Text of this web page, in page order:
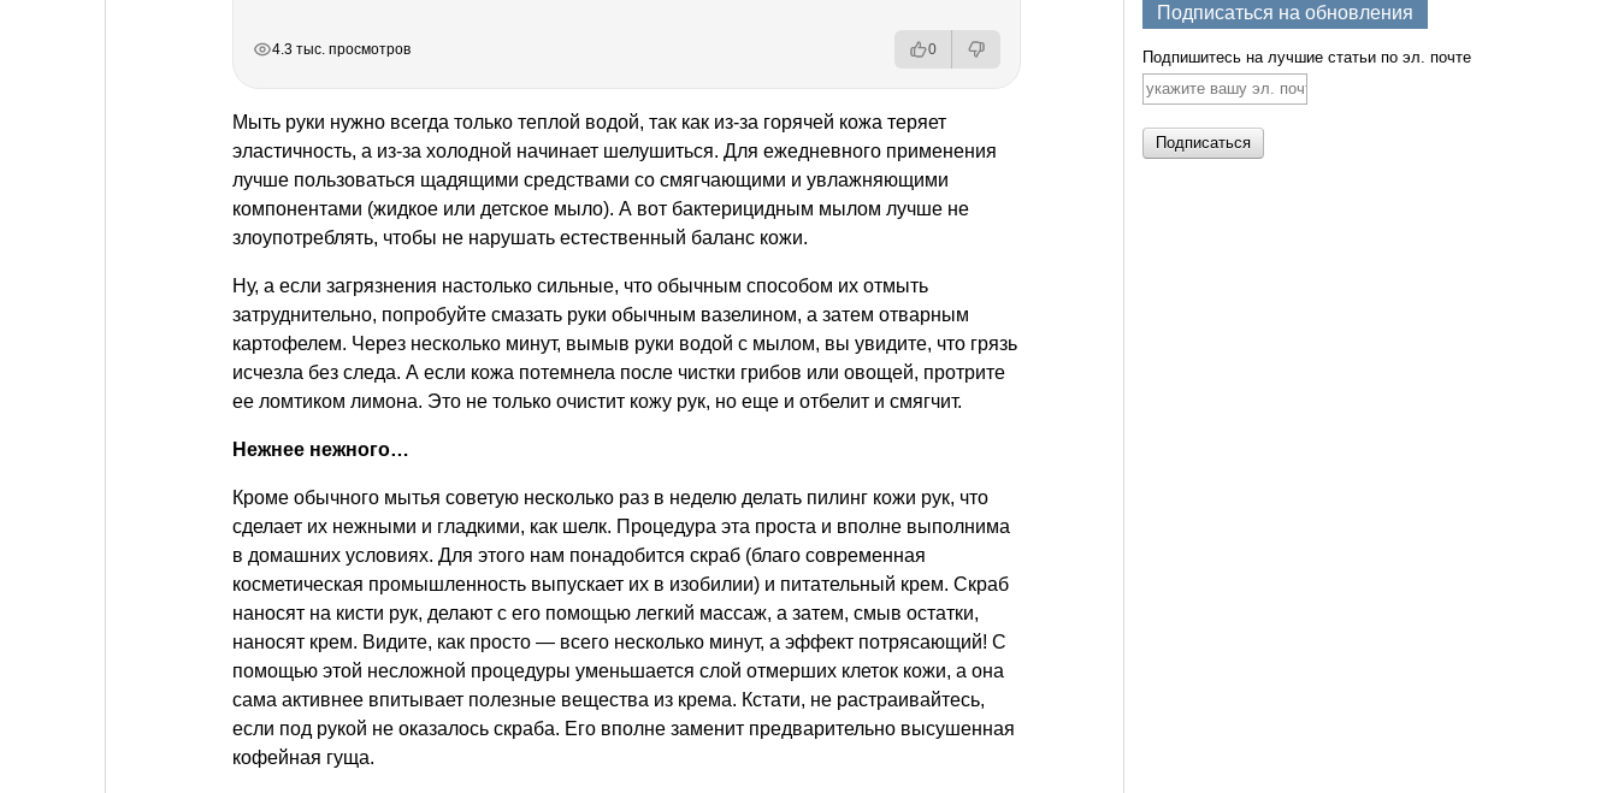
4.3 тыс. просмотров 0
Мыть руки нужно всегда только теплой водой, так как из-за горячей кожа теряет
эластичность, а из-за холодной начинает шелушиться. Для ежедневного применения
лучше пользоваться щадящими средствами со смягчающими и увлажняющими
компонентами (жидкое или детское мыло). А вот бактерицидным мылом лучше не
злоупотреблять, чтобы не нарушать естественный баланс кожи.
Ну, а если загрязнения настолько сильные, что обычным способом их отмыть
затруднительно, попробуйте смазать руки обычным вазелином, а затем отварным
картофелем. Через несколько минут, вымыв руки водой с мылом, вы увидите, что грязь
исчезла без следа. А если кожа потемнела после чистки грибов или овощей, протрите
ее ломтиком лимона. Это не только очистит кожу рук, но еще и отбелит и смягчит.
Нежнее нежного…
Кроме обычного мытья советую несколько раз в неделю делать пилинг кожи рук, что
сделает их нежными и гладкими, как шелк. Процедура эта проста и вполне выполнима
в домашних условиях. Для этого нам понадобится скраб (благо современная
косметическая промышленность выпускает их в изобилии) и питательный крем. Скраб
наносят на кисти рук, делают с его помощью легкий массаж, а затем, смыв остатки,
наносят крем. Видите, как просто — всего несколько минут, а эффект потрясающий! С
помощью этой несложной процедуры уменьшается слой отмерших клеток кожи, а она
сама активнее впитывает полезные вещества из крема. Кстати, не растраивайтесь,
если под рукой не оказалось скраба. Его вполне заменит предварительно высушенная
кофейная гуща.
Подписаться на обновления
Подпишитесь на лучшие статьи по эл. почте